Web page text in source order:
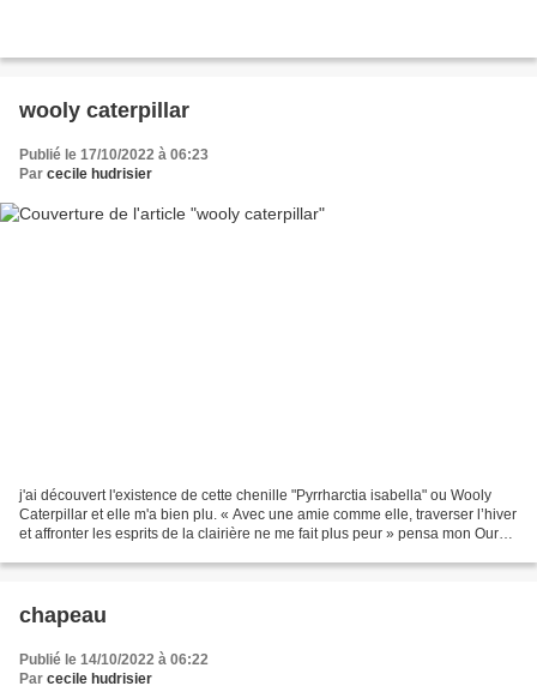
wooly caterpillar
Publié le 17/10/2022 à 06:23
Par cecile hudrisier
j'ai découvert l'existence de cette chenille "Pyrrharctia isabella" ou Wooly
Caterpillar et elle m'a bien plu. « Avec une amie comme elle, traverser l’hiver
et affronter les esprits de la clairière ne me fait plus peur » pensa mon Ours.
chapeau
Publié le 14/10/2022 à 06:22
Par cecile hudrisier